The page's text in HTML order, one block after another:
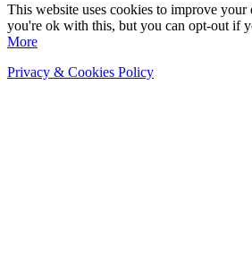
This website uses cookies to improve your
you're ok with this, but you can opt-out if
More
Privacy & Cookies Policy